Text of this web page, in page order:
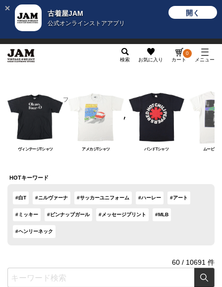
古着屋JAM
公式オンラインストアアプリ
開く
検索 お気に入り カート
0
メニュー
メンズ トップス Tシャツ
Tシャツ
ヴィンテージTシャツ アメカジTシャツ バンドTシャツ ムービーT
HOTキーワード
#白T #ニルヴァーナ #サッカーユニフォーム #ハーレー #アート
#ミッキー #ピンナップガール #メッセージプリント #MLB
#ヘンリーネック
60 / 10691 件